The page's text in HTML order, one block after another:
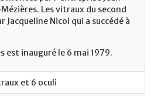
Les vitraux du second
Nicol qui a succédé à
est inauguré le 6 mai 1979.
et 6 oculi